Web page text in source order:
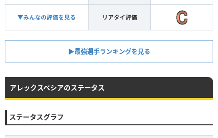
▼みんなの評価を見る リアタイ評価
▶︎最強選手ランキングを見る
アレックスベシアのステータス
ステータスグラフ